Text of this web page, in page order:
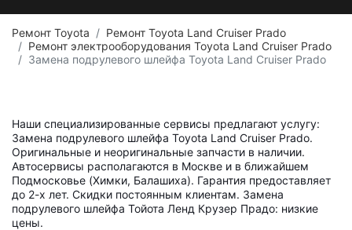
Ремонт Toyota
Ремонт Toyota Land Cruiser Prado
Ремонт электрооборудования Toyota Land Cruiser Prado
Замена подрулевого шлейфа Toyota Land Cruiser Prado
Наши специализированные сервисы предлагают услугу:
Замена подрулевого шлейфа Toyota Land Cruiser Prado.
Оригинальные и неоригинальные запчасти в наличии.
Автосервисы располагаются в Москве и в ближайшем
Подмосковье (Химки, Балашиха). Гарантия предоставляет
до 2-х лет. Скидки постоянным клиентам. Замена
подрулевого шлейфа Тойота Ленд Крузер Прадо: низкие
цены.